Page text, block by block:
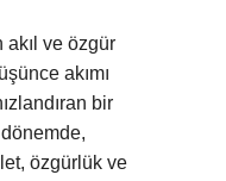
akıl ve özgür
akımı
bir
özgürlük ve